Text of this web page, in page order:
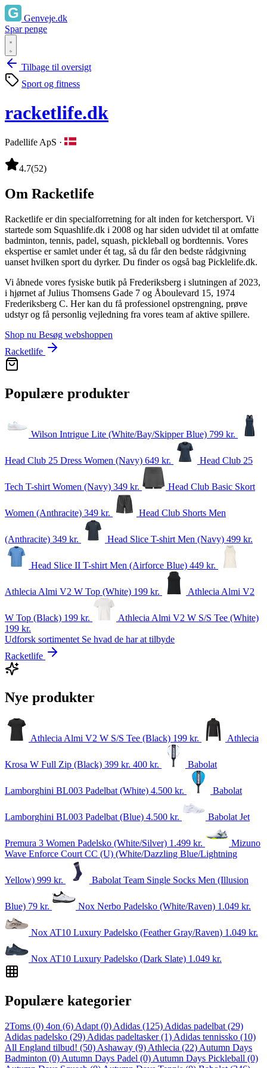
Genveje.dk
Spar penge
Tilbage til oversigt
Sport og fitness
racketlife.dk
Padellife ApS ·
4.7(52)
Om Racketlife
Racketlife er din specialforretning for alt inden for ketchersport. Vi
startede som Squashlife.dk i 2008 og har siden udvidet til at omfatte
badminton, tennis, padel, squash, pickleball og bordtennis. Vores
ekspertise er samlet under ét tag, så du får den bedste rådgivning
uanset hvilken sport du dyrker. Du finder os også bag Picklelife.dk.
Vi åbnede vores fysiske butik på Frederiksberg i slutningen af 2023,
i hjørnet af Julius Thomsens Gade 7 og Åboulevard 15, 1974
Frederiksberg C. Her kan du få professionel opstrengning, prøve
udstyr og få personlig vejledning fra vores team af aktive spillere.
Shop nu Besøg webshoppen
Racketlife
Populære produkter
Wilson Intrigue Lite (White/Bay/Skipper Blue) 799 kr.
Head Club 25 Dress Women (Navy) 649 kr. Head Club 25
Tech T-shirt Women (Navy) 349 kr. Head Club Basic Skort
Women (Anthracite) 349 kr. Head Club Shorts Men
(Anthracite) 349 kr. Head Slice T-shirt Men (Navy) 499 kr.
Head Slice II T-shirt Men (Airforce Blue) 449 kr.
Athlecia Almi V2 W Top (White) 199 kr. Athlecia Almi V2
W Top (Black) 199 kr.
Athlecia Almi V2 W S/S Tee (White)
199 kr.
Udforsk sortimentet Se hvad de har at tilbyde
Racketlife
Nye produkter
Athlecia Almi V2 W S/S Tee (Black) 199 kr. Athlecia
Krosa W Full Zip (Black) 399 kr. 400 kr. Babolat
Lamborghini BL003 Padelbat (White) 4.500 kr. Babolat
Lamborghini BL003 Padelbat (Blue) 4.500 kr. Babolat Jet
Premura 3 Women Padelsko (White/Silver) 1.499 kr.
Mizuno
Wave Enforce Court CC (U) (White/Dazzling Blue/Lightning
Yellow) 999 kr. Babolat Team Single Socks Men (Illusion
Blue) 79 kr. Nox Nerbo Padelsko (White/Raven) 1.049 kr.
Nox AT10 Luxury Padelsko (Feather Gray/Raven) 1.049 kr.
Nox AT10 Luxury Padelsko (Dark Slate) 1.049 kr.
Populære kategorier
2Toms (0) 4on (6) Adapt (0) Adidas (125) Adidas padelbat (29)
Adidas padelsko (29) Adidas padeltasker(1) Adidas tennissko (10)
All England tilbud! (50) Ashaway (9) Athlecia (22) Autumn Days
Badminton (0) Autumn Days Padel (0) Autumn Days Pickleball (0)